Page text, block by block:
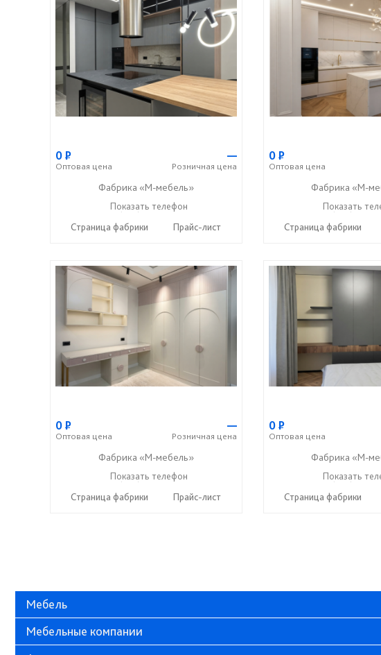
0Р
Оптовая цена
—
Розничная цена
Фабрика «М-мебель»
+7 (902) 349-19-19
Показать телефон
Страница фабрики
Прайс-лист
0Р
Оптовая цена
Фабрика «М-
+7 (902) 349-
Показать
Страница фабрики
0Р
Оптовая цена
—
Розничная цена
Фабрика «М-мебель»
+7 (902) 349-19-19
Показать телефон
Страница фабрики
Прайс-лист
0Р
Оптовая цена
Фабрика «М-
+7 (902) 349-
Показать
Страница фабрики
Мебель
Мебельные компании